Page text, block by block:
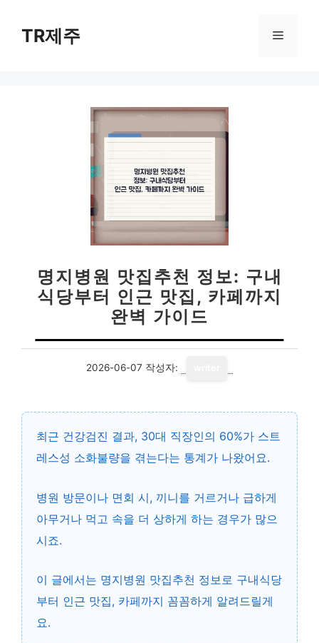
TR제주 메
명지병원 맛집추천 정보: 구내
식당부터 인근 맛집, 카페까지
완벽 가이드
2026-06-07 작성자:
최근 건강검진 결과, 30대 직장인의 60%가 스트
레스성 소화불량을 겪는다는 통계가 나왔어요.
병원 방문이나 면회 시, 끼니를 거르거나 급하게
아무거나 먹고 속을 더 상하게 하는 경우가 많으
시죠.
이 글에서는 명지병원 맛집추천 정보로 구내식당
부터 인근 맛집, 카페까지 꼼꼼하게 알려드릴게
요.